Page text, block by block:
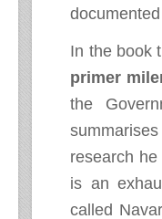
In the book
primer
the
research
is an
called